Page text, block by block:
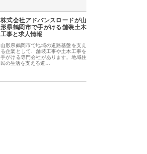
株式会社アドバンスロードが山
形県鶴岡市で手がける舗装土木
工事と求人情報
山形県鶴岡市で地域の道路基盤を支え
る企業として、舗装工事や土木工事を
手がける専門会社があります。地域住
民の生活を支える道…